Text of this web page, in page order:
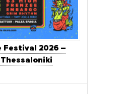
2026 –